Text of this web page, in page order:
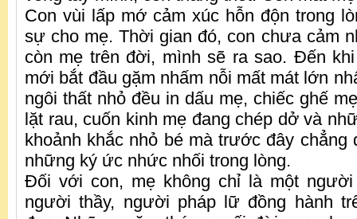
Con vùi lấp mớ cảm xúc hỗn độn trong
sự cho mẹ. Thời gian đó, con chưa cảm
còn mẹ trên đời, mình sẽ ra sao. Đến
mới bắt đầu gặm nhấm nỗi mất mát lớn
ngôi thất nhỏ đều in dấu mẹ, chiếc ghế
lặt rau, cuốn kinh mẹ đang chép dở và
khoảnh khắc nhỏ bé mà trước đây chẳng
những ký ức nhức nhối trong lòng.
Đối với con, mẹ không chỉ là một
người thầy, người pháp lữ đồng hành